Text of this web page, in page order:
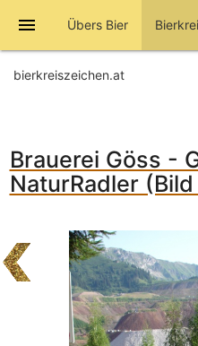
menu Übers Bier
bierkreiszeichen.at
Brauerei Göss -
NaturRadler